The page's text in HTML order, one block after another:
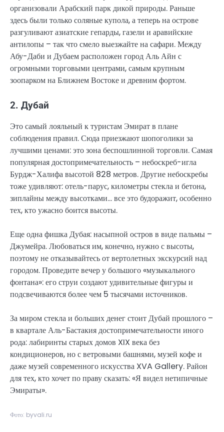
организовали Арабский парк дикой природы. Раньше
здесь были только соляные купола, а теперь на острове
разгуливают азиатские гепарды, газели и аравийские
антилопы – так что смело выезжайте на сафари. Между
Абу-Даби и Дубаем расположен город Аль Айн с
огромными торговыми центрами, самым крупным
зоопарком на Ближнем Востоке и древним фортом.
2. Дубай
Это самый лояльный к туристам Эмират в плане
соблюдения правил. Сюда приезжают шопоголики за
лучшими ценами: это зона беспошлинной торговли. Самая
популярная достопримечательность – небоскреб-игла
Бурдж-Халифа высотой 828 метров. Другие небоскребы
тоже удивляют: отель-парус, километры стекла и бетона,
зиплайны между высотками… все это будоражит, особенно
тех, кто ужасно боится высоты.
Еще одна фишка Дубая: насыпной остров в виде пальмы –
Джумейра. Любоваться им, конечно, нужно с высоты,
поэтому не отказывайтесь от вертолетных экскурсий над
городом. Проведите вечер у большого «музыкального
фонтана»: его струи создают удивительные фигуры и
подсвечиваются более чем 5 тысячами источников.
За миром стекла и больших денег стоит Дубай прошлого –
в квартале Аль-Бастакия достопримечательности иного
рода: лабиринты старых домов XIX века без
кондиционеров, но с ветровыми башнями, музей кофе и
даже музей современного искусства XVA Gallery. Район
для тех, кто хочет по праву сказать: «Я видел нетипичные
Эмираты».
Фото: byvali.ru